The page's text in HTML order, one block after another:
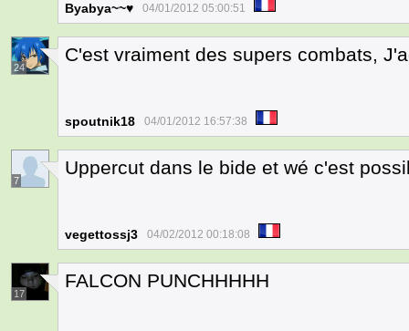
Byabya~~♥ 04/01/2012 05:00:51
24
C'est vraiment des supers combats,
spoutnik18 04/01/2012 16:57:38
7
Uppercut dans le bide et wé c'est
vegettossj3 04/02/2012 00:18:08
17
FALCON PUNCHHHHH